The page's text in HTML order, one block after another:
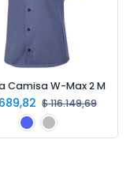
Camisa W-Max 2 M
$116.149,69